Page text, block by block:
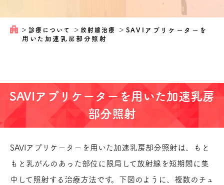
＞ 診療について ＞ 放射線治療 ＞ SAVIアプリケーターを
用いた加速乳房部分照射
SAVIアプリケーターを用いた加速乳房
部分照射
SAVIアプリケーターを用いた加速乳房部分照射は、もと
もと乳がんのあった部位に限局して放射線を短期間に集
中して照射する治療方法です。下図のように、複数のチュ